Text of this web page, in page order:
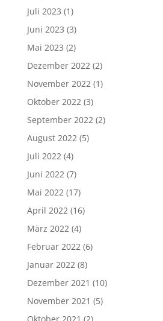
Juli 2023 (1)
Juni 2023 (3)
Mai 2023 (2)
Dezember 2022 (2)
November 2022 (1)
Oktober 2022 (3)
September 2022 (2)
August 2022 (5)
Juli 2022 (4)
Juni 2022 (7)
Mai 2022 (17)
April 2022 (16)
März 2022 (4)
Februar 2022 (6)
Januar 2022 (8)
Dezember 2021 (10)
November 2021 (5)
Oktober 2021 (2)